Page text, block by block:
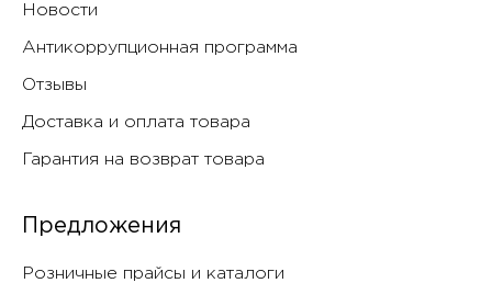
Новости
Антикоррупционная программа
Отзывы
Доставка и оплата товара
Гарантия на возврат товара
Предложения
Розничные прайсы и каталоги